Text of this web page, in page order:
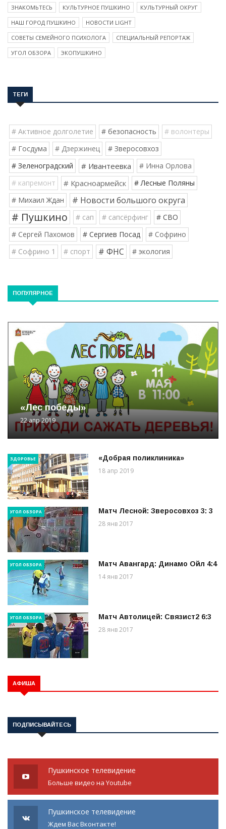
ЗНАКОМЬТЕСЬ КУЛЬТУРНОЕ ПУШКИНО
КУЛЬТУРНЫЙ ОКРУГ
НАШ ГОРОД ПУШКИНО
НОВОСТИ LIGHT
СОВЕТЫ СЕМЕЙНОГО ПСИХОЛОГА
СПЕЦИАЛЬНЫЙ РЕПОРТАЖ
УГОЛ ОБЗОРА
ЭКОПУШКИНО
ТЕГИ
# Активное долголетие # безопасность
# волонтеры
# Госдума
# Дзержинец
# Зверосовхоз
# Зеленоградский
# Ивантеевка
# Инна Орлова
# капремонт
# Красноармейск
# Лесные Поляны
# Михаил Ждан
# Новости большого округа
# Пушкино # сап # сапсёрфинг
# СВО
# Сергей Пахомов
# Сергиев Посад
# Софрино
# Софрино 1
# спорт # ФНС # экология
ПОПУЛЯРНОЕ
«Лес победы»
22 апр 2019
ЗДОРОВЬЕ «Добрая поликлиника»
18 апр 2019
УГОЛ ОБЗОРА Матч Лесной: Зверосовхоз 3: 3
28 янв 2017
УГОЛ ОБЗОРА Матч Авангард: Динамо Ойл 4:4
14 янв 2017
УГОЛ ОБЗОРА Матч Автолицей: Связист2 6:3
28 янв 2017
АФИША
ПОДПИСЫВАЙТЕСЬ
Пушкинское телевидение
Больше видео на Youtube
Пушкинское телевидение
Ждем Вас Вконтакте!